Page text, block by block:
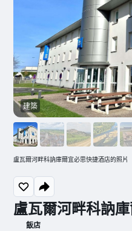
盧瓦爾河畔科訥
飯店
建築
盧瓦爾河畔科訥庫爾宜必思快捷酒店的照片